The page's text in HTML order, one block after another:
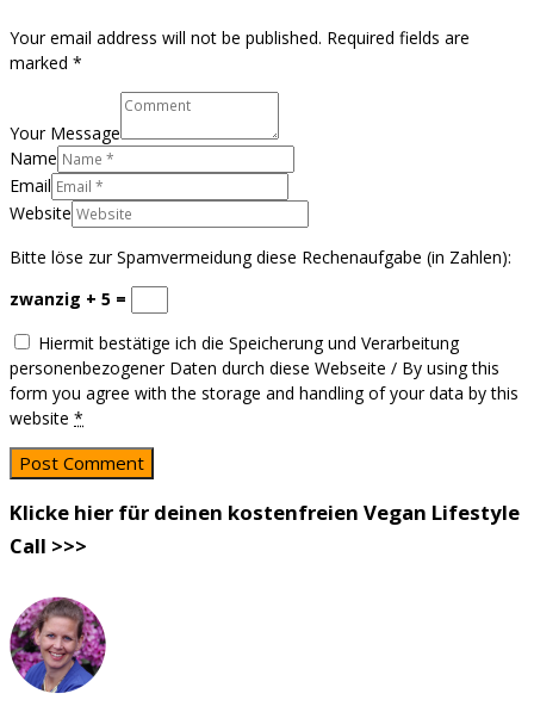
Your email address will not be published. Required fields are
marked *
Your Message
Name
Email
Website
Bitte löse zur Spamvermeidung diese Rechenaufgabe (in Zahlen):
zwanzig + 5 =
Hiermit bestätige ich die Speicherung und Verarbeitung
personenbezogener Daten durch diese Webseite / By using this
form you agree with the storage and handling of your data by this
website *
Klicke hier für deinen kostenfreien Vegan Lifestyle
Call >>>